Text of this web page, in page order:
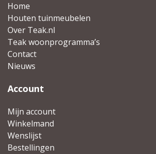
Home
Houten tuinmeubelen
Over Teak.nl
Teak woonprogramma’s
Contact
Nieuws
Account
Mijn account
Winkelmand
Wenslijst
Bestellingen